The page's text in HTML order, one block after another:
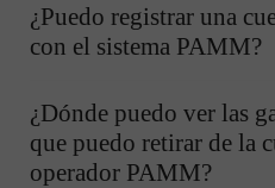
¿Puedo registrar una
con el sistema PAMM?
¿Dónde puedo ver las
que puedo retirar de la
operador PAMM?